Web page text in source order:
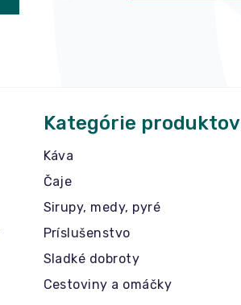
Kategórie produktov
Káva
Čaje
Sirupy, medy, pyré
Príslušenstvo
Sladké dobroty
Cestoviny a omáčky